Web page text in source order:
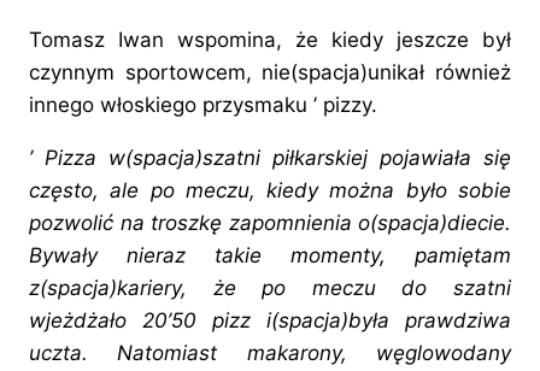
Tomasz Iwan wspomina, że kiedy jeszcze był
czynnym sportowcem, nie(spacja)unikał również
innego włoskiego przysmaku ’ pizzy.
’ Pizza w(spacja)szatni piłkarskiej pojawiała się
często, ale po meczu, kiedy można było sobie
pozwolić na troszkę zapomnienia o(spacja)diecie.
Bywały nieraz takie momenty, pamiętam
z(spacja)kariery, że po meczu do szatni
wjeżdżało 20’50 pizz i(spacja)była prawdziwa
uczta. Natomiast makarony, węglowodany